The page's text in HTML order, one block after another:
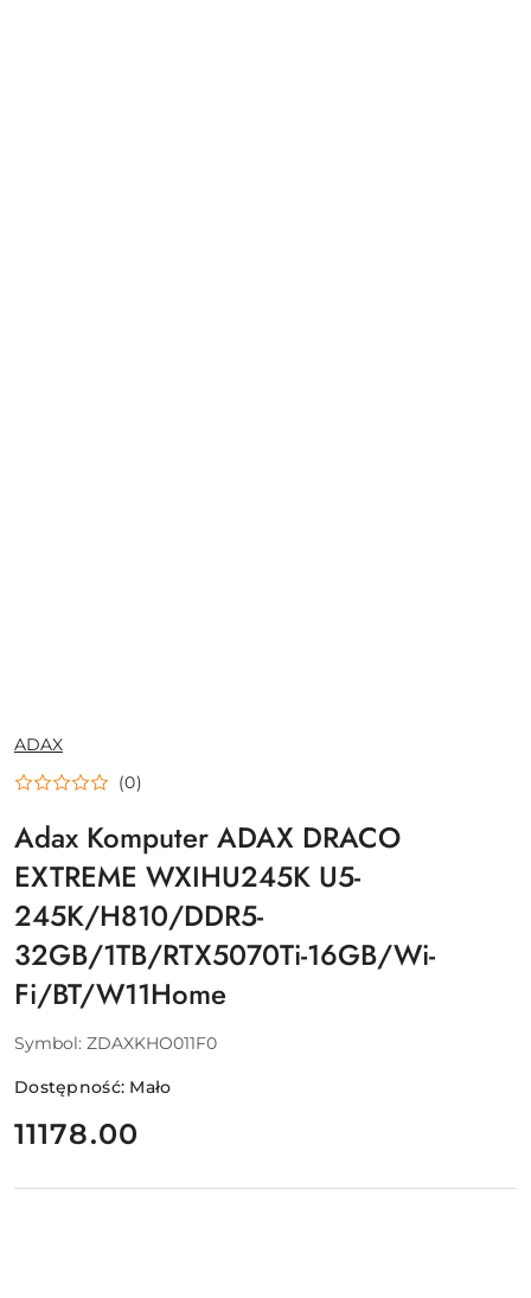
NAZWA
PRODUCENTA:
ADAX
(0)
Adax Komputer ADAX DRACO
EXTREME WXIHU245K U5-
245K/H810/DDR5-
32GB/1TB/RTX5070Ti-16GB/Wi-
Fi/BT/W11Home
Symbol: ZDAXKHO011F0
Dostępność: Mało
cena:
11178.00